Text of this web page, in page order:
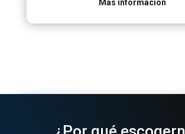
Más información